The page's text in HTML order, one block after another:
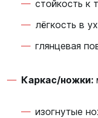
стойкость к
лёгкость в
глянцевая
Каркас/ножки:
изогнутые